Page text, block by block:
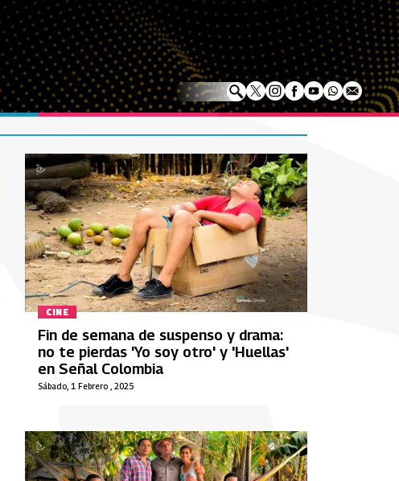
CINE
Sábado, 1 Febrero , 2025
Fin de semana de suspenso y drama:
no te pierdas 'Yo soy otro' y 'Huellas'
en Señal Colombia